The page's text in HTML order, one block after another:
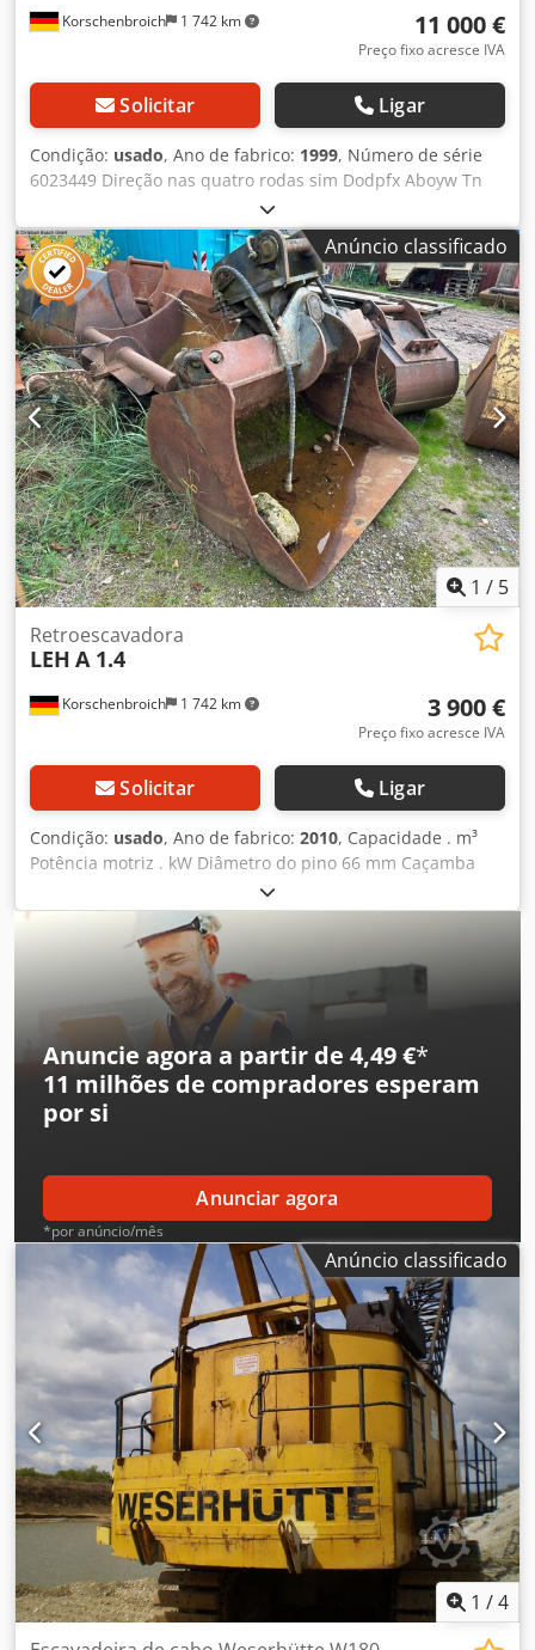
Korschenbroich 1 742 km 11 000 €
Preço fixo acresce IVA
Solicitar Ligar
Condição: usado, Ano de fabrico: 1999, Número de série
6023449 Direção nas quatro rodas sim Dodpfx Aboyw Tn
Aoqewa Peso aprox. 7 toneladas Vídeo disponível Motor
diesel sim Condição do pneu 50% Capacidade de elevação
2,5 toneladas Capacidade de volume 0,7 m³
retroescavadeira
Anúncio classificado
1 / 5
Korschenbroich 1 742 km
Retroescavadora
LEH A 1.4
3 900 €
Preço fixo acresce IVA
Solicitar Ligar
Condição: usado, Ano de fabrico: 2010, Capacidade . m³
Potência motriz . kW Diâmetro do pino 66 mm Caçamba
basculante Dedpfx Absp A Dncjqjwa A caçamba foi
utilizada na nossa escavadeira de 16 toneladas para
escavação Adequada para escavadeiras até no máximo 22
toneladas Não desgastada
Anuncie agora a partir de 4,49 €*
11 milhões de compradores esperam
por si
Anunciar agora
*por anúncio/mês
Anúncio classificado
1 /4